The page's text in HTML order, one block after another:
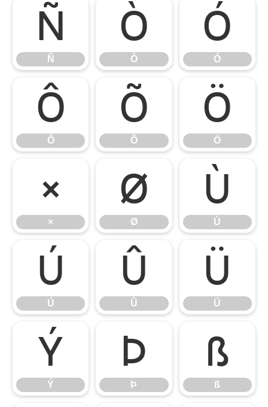
Ñ
Ñ
Ò
Ò
Ó
Ó
Ô
Ô
Õ
Õ
Ö
Ö
×
×
Ø
Ø
Ù
Ù
Ú
Ú
Û
Û
Ü
Ü
Ý
Ý
Þ
Þ
ß
ß